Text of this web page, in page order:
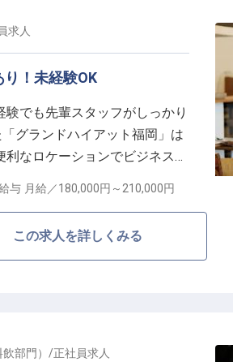
求人
！未経験OK
でも先輩スタッフがしっかり
グランドハイアット福岡」は
なロケーションでビジネスや
あなたにお任せするのは、宴
与 月給／180,000円～ 210,000円
この求人を詳しくみる
部門） /正社員求人